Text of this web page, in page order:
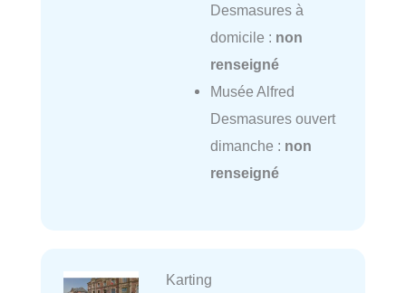
Desmasures à
domicile : non
renseigné
Musée Alfred
Desmasures ouvert
dimanche : non
renseigné
Karting